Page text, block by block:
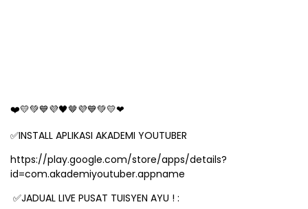
❤💛💚💙💜🖤🤎💜💙💚💛❤
✅INSTALL APLIKASI AKADEMI YOUTUBER
https://play.google.com/store/apps/details?
id=com.akademiyoutuber.appname
✅JADUAL LIVE PUSAT TUISYEN AYU ! :